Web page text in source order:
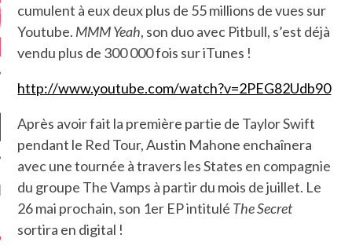
CRITIQUES
DUDE’S REV...
cumulent à eux deux plus de 55 millions de vues sur
Youtube. MMM Yeah, son duo avec Pitbull, s’est déjà
vendu plus de 300 000 fois sur iTunes !
http://www.youtube.com/watch?v=2PEG82Udb90
Après avoir fait la première partie de Taylor Swift
pendant le Red Tour, Austin Mahone enchaînera
avec une tournée à travers les States en compagnie
du groupe The Vamps à partir du mois de juillet. Le
26 mai prochain, son 1er EP intitulé The Secret
sortira en digital !